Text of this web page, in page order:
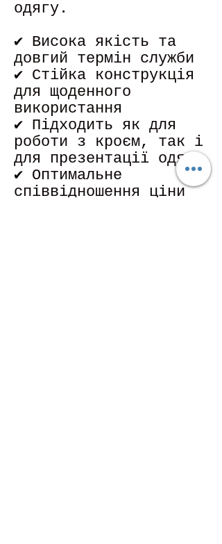
одягу.
✔ Висока якість та
довгий термін служби
✔ Стійка конструкція
для щоденного
використання
✔ Підходить як для
роботи з кроєм, так і
для презентації одягу
✔ Оптимальне
співвідношення ціни